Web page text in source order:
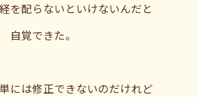
を配らないといけないんだと
自覚できた。
には修正できないのだけれど